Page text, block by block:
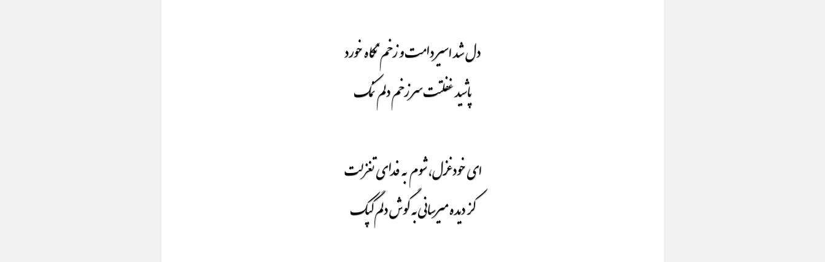
دل شد اسیر دامت و زخم نگاه خورد
پاشید غفلتت سر زخم دلم نمک
ای خود غزل، شوم به فدای تغزلت
کز دیده میرسانی به گوش دلم گپک